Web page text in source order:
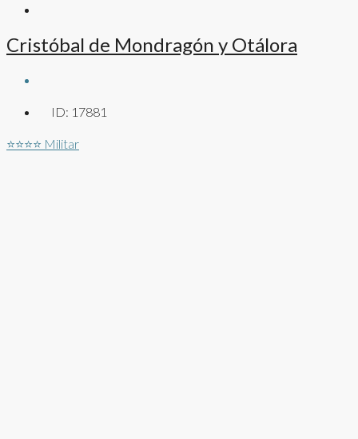
Cristóbal de Mondragón y Otálora
ID: 17881
⭐⭐⭐⭐ Militar